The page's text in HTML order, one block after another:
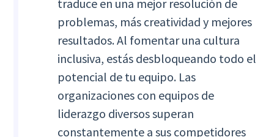
traduce en una mejor resolución de
problemas, más creatividad y mejores
resultados. Al fomentar una cultura
inclusiva, estás desbloqueando todo el
potencial de tu equipo. Las
organizaciones con equipos de
liderazgo diversos superan
constantemente a sus competidores